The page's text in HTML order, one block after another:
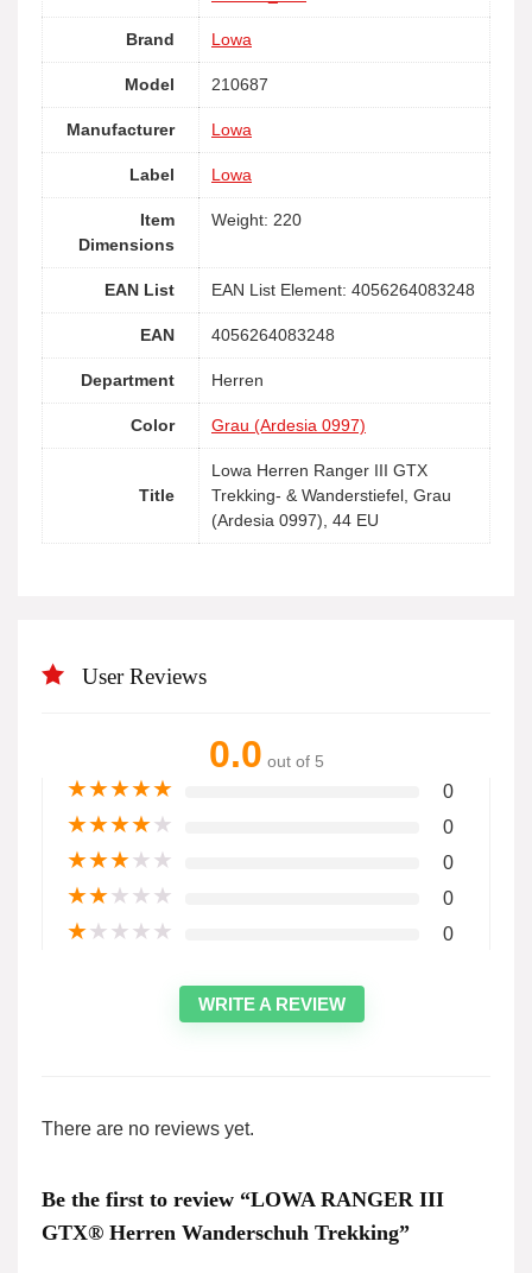
Brand Lowa
Model 210687
Manufacturer Lowa
Label Lowa
Item
Dimensions
Weight: 220
EAN List EAN List Element: 4056264083248
EAN 4056264083248
Department Herren
Color Grau (Ardesia 0997)
Title
Lowa Herren Ranger III GTX
Trekking- & Wanderstiefel, Grau
(Ardesia 0997), 44 EU
User Reviews
0.0 out of 5
★★★★★ 0
★★★★★ 0
★★★★★ 0
★★★★★ 0
★★★★★ 0
WRITE A REVIEW
There are no reviews yet.
Be the first to review “LOWA RANGER III
GTX® Herren Wanderschuh Trekking”